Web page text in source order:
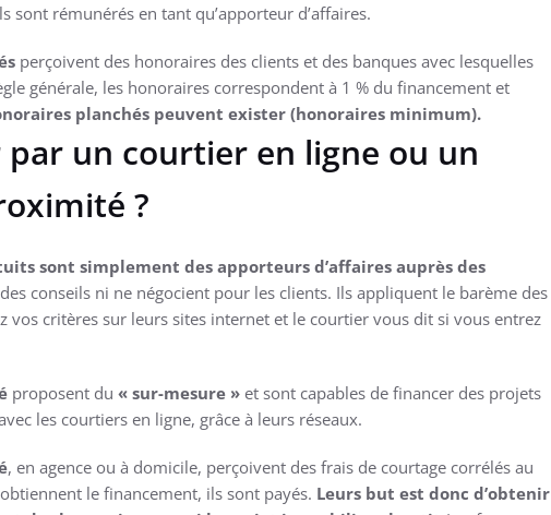
sont rémunérés en tant qu’apporteur d’affaires.
perçoivent des honoraires des clients et des banques avec lesquelles
générale, les honoraires correspondent à 1 % du financement et
planchés peuvent exister (honoraires minimum).
par un courtier en ligne ou un
?
sont simplement des apporteurs d’affaires auprès des
conseils ni ne négocient pour les clients. Ils appliquent le barème des
vos critères sur leurs sites internet et le courtier vous dit si vous entrez
proposent du « sur-mesure » et sont capables de financer des projets
les courtiers en ligne, grâce à leurs réseaux.
, en agence ou à domicile, perçoivent des frais de courtage corrélés au
le financement, ils sont payés. Leurs but est donc d’obtenir